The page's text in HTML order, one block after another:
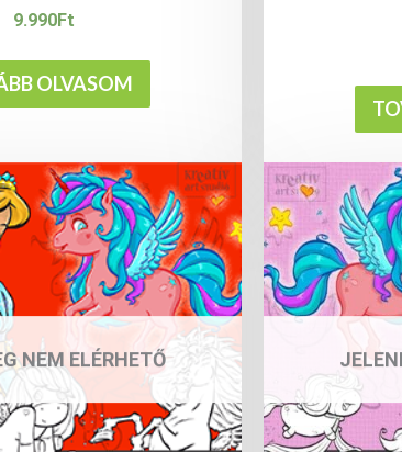
9.990Ft
OLVASOM
NEM ELÉRHETŐ